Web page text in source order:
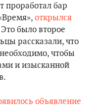
проработал бар
открылся
было второе
рассказали, что
чтобы
и изысканной
объявление